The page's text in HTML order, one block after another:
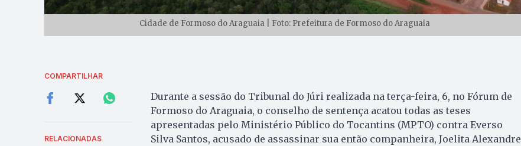
Cidade de Formoso do Araguaia | Foto: Prefeitura de Formoso do Araguaia
COMPARTILHAR
RELACIONADAS
Durante a sessão do Tribunal do Júri realizada na terça-feira, 6, no Fórum de
Formoso do Araguaia, o conselho de sentença acatou todas as teses
apresentadas pelo Ministério Público do Tocantins (MPTO) contra Everso
Silva Santos, acusado de assassinar sua então companheira, Joelita Alexandre